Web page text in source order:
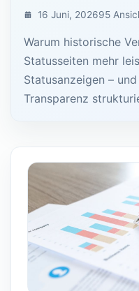
16 Juni, 202695
Warum historische
Statusseiten mehr
Statusanzeigen –
Transparenz